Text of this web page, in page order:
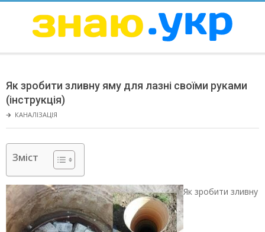
ЗНАЮ
Menu
Як зробити зливну яму для лазні своїми руками
(інструкція)
🡲 КАНАЛІЗАЦІЯ
Зміст
Як зробити зливну